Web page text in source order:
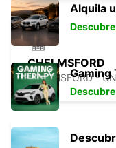
CHELMSFORD
CHELMSFORD -
Alquila
Gaming